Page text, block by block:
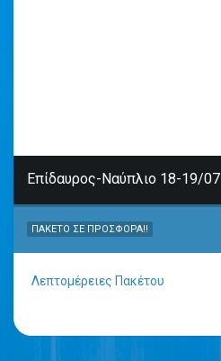
Επίδαυρος-Ναύπλιο 18-19/07
ΠΑΚΈΤΟ ΣΕ ΠΡΟΣΦΟΡΆ!!
Λεπτομέρειες Πακέτου